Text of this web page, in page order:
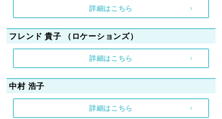
詳細はこちら
フレンド 貴子 （ロケーションズ）
詳細はこちら
中村 浩子
詳細はこちら